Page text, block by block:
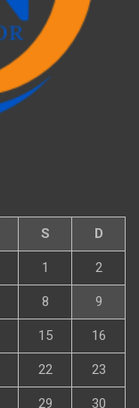
S D
1 2
8 9
15 16
22 23
29 30